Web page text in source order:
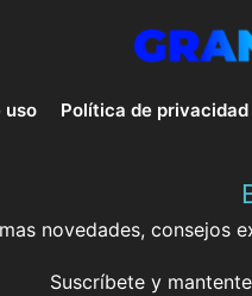
uso Política de privacidad
novedades, consejos
Suscríbete y